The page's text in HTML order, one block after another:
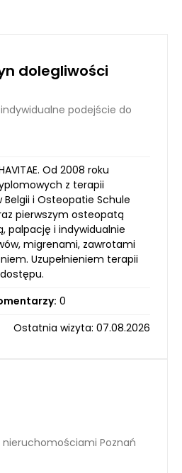
dolegliwości
podejście do
Od 2008 roku
z terapii
i Osteopatie Schule
pierwszym osteopatą
palpację i indywidualnie
migrenami, zawrotami
Uzupełnieniem terapii
0
Ostatnia wizyta: 07.08.2026
Poznań